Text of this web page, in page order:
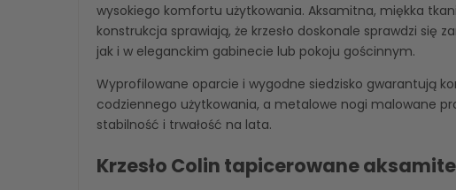
wysokiego komfortu użytkowania. Aksamitna, miękka
konstrukcja sprawiają, że krzesło doskonale sprawdzi się
jak i w eleganckim gabinecie lub pokoju gościnnym.
Wyprofilowane oparcie i wygodne siedzisko gwarantują
codziennego użytkowania, a metalowe nogi malowane
stabilność i trwałość na lata.
Krzesło Colin tapicerowane